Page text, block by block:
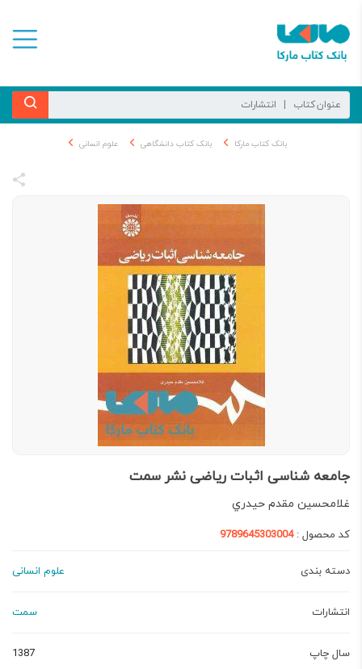
بانک کتاب مارکا بانک کتاب دانشگاهی علوم انسانی
جامعه‌ شناسی اثبات ریاضی نشر سمت
غلامحسين مقدم حيدري
کد محصول :9789645303004
دسته بندی علوم انسانی
انتشارات سمت
سال چاپ 1387